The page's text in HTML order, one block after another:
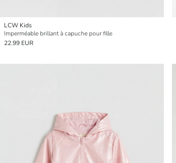
LCW Kids
Imperméable brillant à capuche pour fille
22.99 EUR